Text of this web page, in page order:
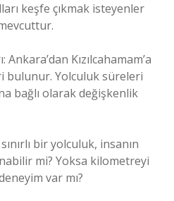
keşfe çıkmak isteyenler
Kızılcahamam’a
bulunur. Yolculuk süreleri
bağlı olarak değişkenlik
bir yolculuk, insanın
mi? Yoksa kilometreyi
var mı?